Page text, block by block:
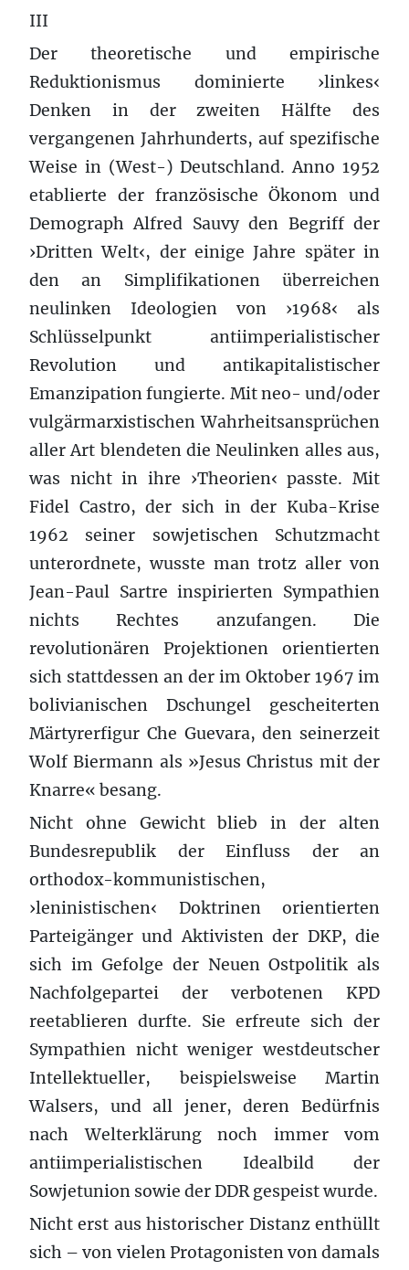
III
Der theoretische und empirische
Reduktionismus dominierte ›linkes‹
Denken in der zweiten Hälfte des
vergangenen Jahrhunderts, auf spezifische
Weise in (West-) Deutschland. Anno 1952
etablierte der französische Ökonom und
Demograph Alfred Sauvy den Begriff der
›Dritten Welt‹, der einige Jahre später in
den an Simplifikationen überreichen
neulinken Ideologien von ›1968‹ als
Schlüsselpunkt antiimperialistischer
Revolution und antikapitalistischer
Emanzipation fungierte. Mit neo- und/oder
vulgärmarxistischen Wahrheitsansprüchen
aller Art blendeten die Neulinken alles aus,
was nicht in ihre ›Theorien‹ passte. Mit
Fidel Castro, der sich in der Kuba-Krise
1962 seiner sowjetischen Schutzmacht
unterordnete, wusste man trotz aller von
Jean-Paul Sartre inspirierten Sympathien
nichts Rechtes anzufangen. Die
revolutionären Projektionen orientierten
sich stattdessen an der im Oktober 1967 im
bolivianischen Dschungel gescheiterten
Märtyrerfigur Che Guevara, den seinerzeit
Wolf Biermann als »Jesus Christus mit der
Knarre« besang.
Nicht ohne Gewicht blieb in der alten
Bundesrepublik der Einfluss der an
orthodox-kommunistischen,
›leninistischen‹ Doktrinen orientierten
Parteigänger und Aktivisten der DKP, die
sich im Gefolge der Neuen Ostpolitik als
Nachfolgepartei der verbotenen KPD
reetablieren durfte. Sie erfreute sich der
Sympathien nicht weniger westdeutscher
Intellektueller, beispielsweise Martin
Walsers, und all jener, deren Bedürfnis
nach Welterklärung noch immer vom
antiimperialistischen Idealbild der
Sowjetunion sowie der DDR gespeist wurde.
Nicht erst aus historischer Distanz enthüllt
sich – von vielen Protagonisten von damals